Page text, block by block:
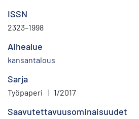
ISSN
2323–1998
Aihealue
kansantalous
Sarja
Työpaperi | 1/2017
Saavutettavuusominaisuudet